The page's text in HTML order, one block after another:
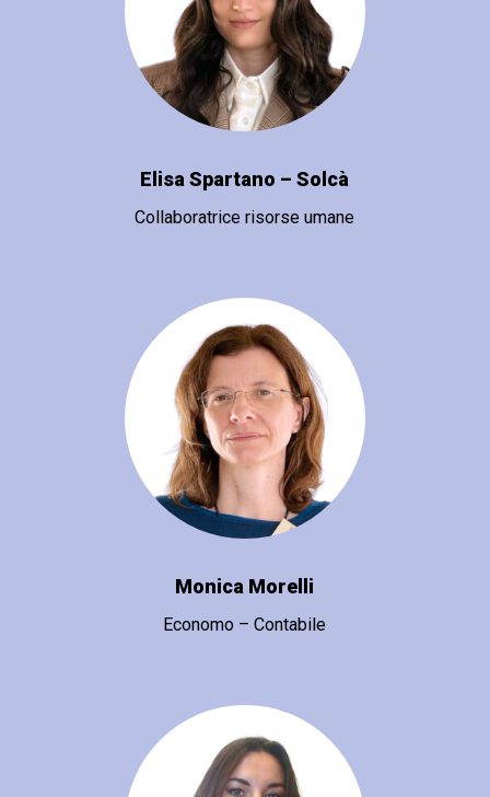
Elisa Spartano – Solcà
Collaboratrice risorse umane
Monica Morelli
Economo – Contabile